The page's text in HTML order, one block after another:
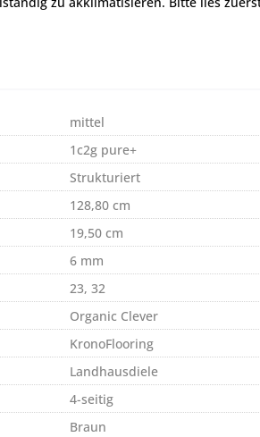
mittel
1c2g pure+
Strukturiert
128,80 cm
19,50 cm
6 mm
23, 32
Organic Clever
KronoFlooring
Landhausdiele
4-seitig
Braun